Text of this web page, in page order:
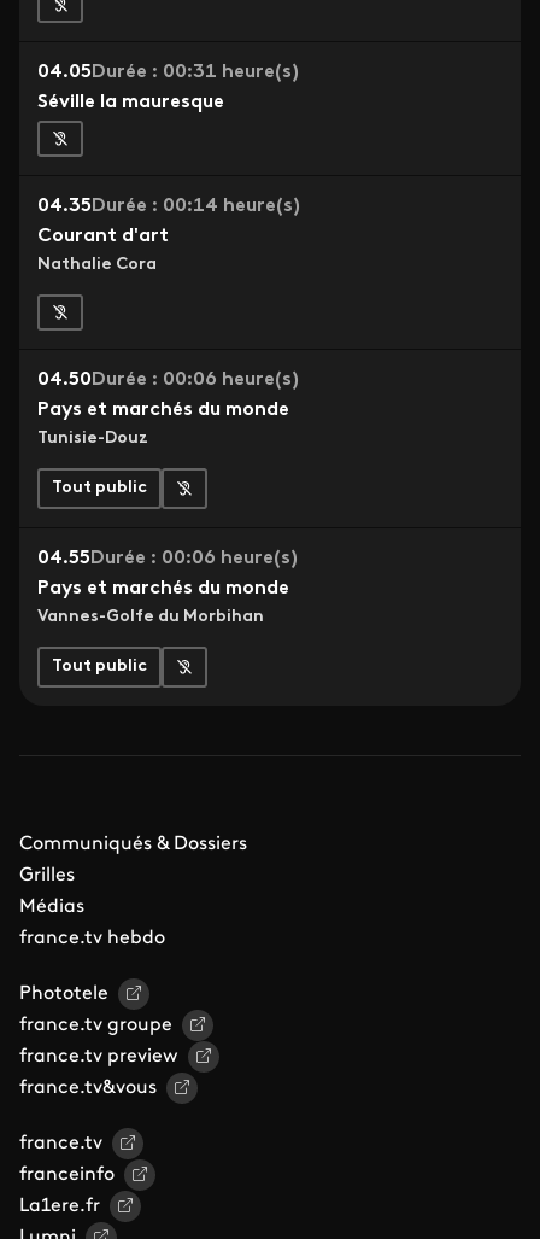
04.05 Durée : 00:31 heure(s)
Séville la mauresque
04.35 Durée : 00:14 heure(s)
Courant d'art
Nathalie Cora
04.50 Durée : 00:06 heure(s)
Pays et marchés du monde
Tunisie-Douz
Tout public
04.55 Durée : 00:06 heure(s)
Pays et marchés du monde
Vannes-Golfe du Morbihan
Tout public
Communiqués & Dossiers
Grilles
Médias
france.tv hebdo
Phototele
france.tv groupe
france.tv preview
france.tv&vous
france.tv
franceinfo
La1ere.fr